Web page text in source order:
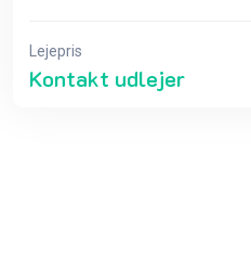
Lejepris
Kontakt udlejer